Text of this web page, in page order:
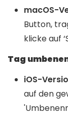
macOS-
Button,
klicke auf
Tag
iOS-
auf den